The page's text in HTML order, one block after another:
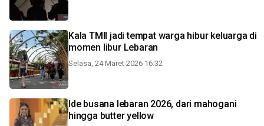
Kala TMII jadi tempat warga hibur keluarga di
momen libur Lebaran
Selasa, 24 Maret 2026 16:32
Ide busana lebaran 2026, dari mahogani
hingga butter yellow